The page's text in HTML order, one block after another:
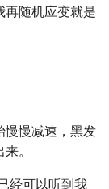
再随机应变就是
慢慢减速，黑发
。
经可以听到我